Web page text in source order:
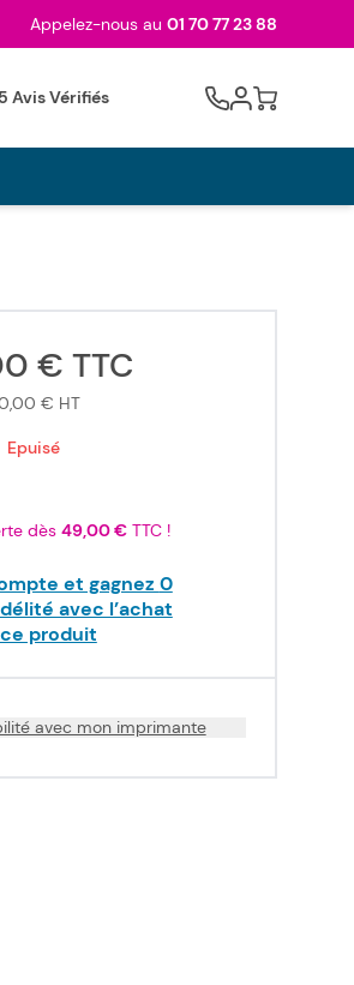
Appelez-nous au 01 70 77 23 88
Avis Vérifiés Cart
€ TTC
€ HT
Epuisé
dès 49,00 €TTC !
et gagnez 0
avec l’achat
produit
avec mon imprimante